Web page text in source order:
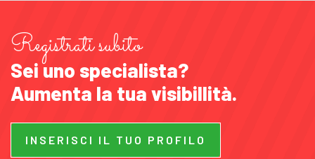
Registrati subito
Sei uno specialista?
Aumenta la tua visibillità.
INSERISCI IL TUO PROFILO